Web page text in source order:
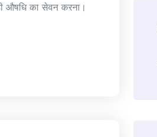
औषधि का सेवन करना।